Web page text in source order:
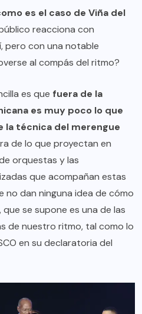
es el caso de Viña del
reacciona con
pero con una notable
al compás del ritmo?
es que fuera de la
es muy poco lo que
la técnica del merengue
de lo que proyectan en
orquestas y las
que acompañan estas
no dan ninguna idea de cómo
que se supone es una de las
de nuestro ritmo, tal como lo
en su declaratoria del